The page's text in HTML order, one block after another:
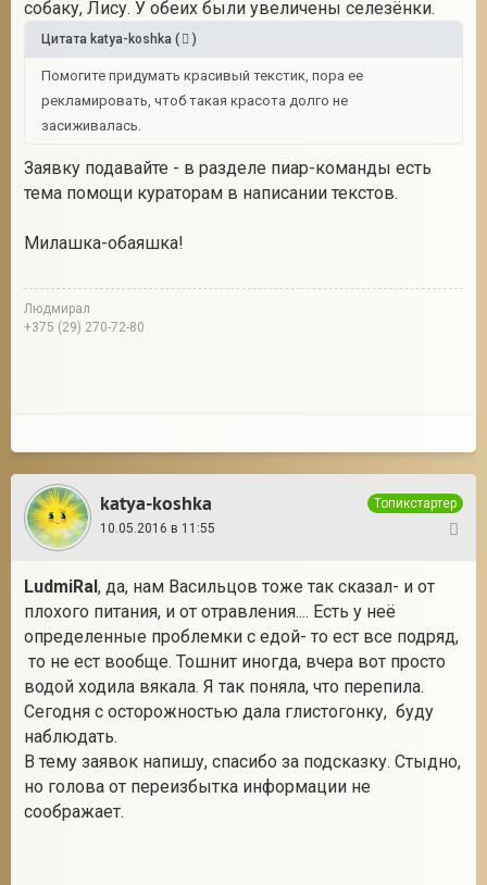
собаку, Лису. У обеих были увеличены селезёнки.
Цитата katya-koshka ( )
Помогите придумать красивый текстик, пора ее
рекламировать, чтоб такая красота долго не
засиживалась.
Заявку подавайте - в разделе пиар-команды есть
тема помощи кураторам в написании текстов.
Милашка-обаяшка!
Людмирал
+375 (29) 270-72-80
katya-koshka
Топикстартер
10.05.2016 в 11:55
LudmiRal, да, нам Васильцов тоже так сказал- и от
плохого питания, и от отравления.... Есть у неё
определенные проблемки с едой- то ест все подряд,
то не ест вообще. Тошнит иногда, вчера вот просто
водой ходила вякала. Я так поняла, что перепила.
Сегодня с осторожностью дала глистогонку, буду
наблюдать.
В тему заявок напишу, спасибо за подсказку. Стыдно,
но голова от переизбытка информации не
соображает.